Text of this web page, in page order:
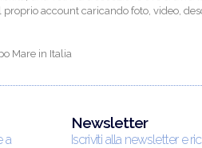
account caricando foto, video,
Mare in Italia
a
Newsletter
Iscriviti alla newsletter e